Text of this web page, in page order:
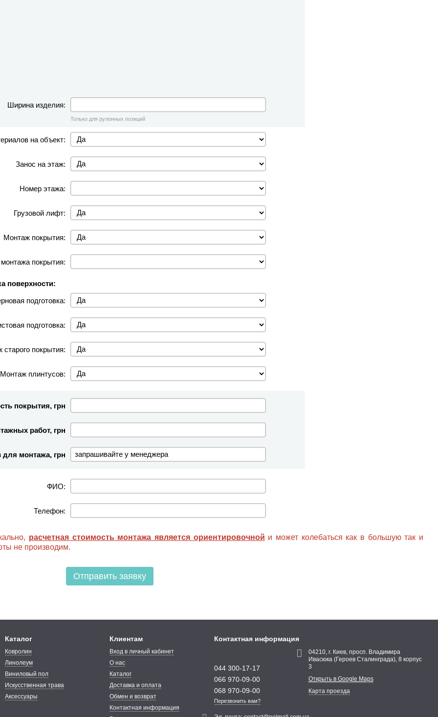
Ширина изделия:
Только для рулонных позиций
на объект:
Занос на этаж:
Номер этажа:
Грузовой лифт:
Монтаж покрытия:
покрытия:
поверхности:
подготовка:
подготовка:
старого покрытия:
Монтаж плинтусов:
покрытия, грн
работ, грн
для монтажа, грн
ФИО:
Телефон:
расчетная стоимость монтажа является ориентировочной и может колебаться как в большую так и
не производим.
Отправить заявку
Каталог
Ковролин
Линолеум
Виниловый пол
Искусственная трава
Аксессуары
Клиентам
Вход в личный кабинет
О нас
Каталог
Доставка и оплата
Обмен и возврат
Контактная информация
Контактная информация
044 300-17-17
066 970-09-00
068 970-09-00
Перезвонить вам?
04210, г. Киев, просп. Владимира
Ивасюка (Героев Сталинграда), 8 корпус
3
Открыть в Google Maps
Карта проезда